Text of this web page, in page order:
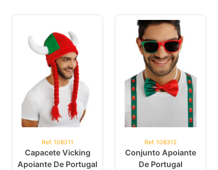
Ref. 108311
Capacete Vicking
Apoiante De Portugal
Ref. 108312
Conjunto Apoiante
De Portugal